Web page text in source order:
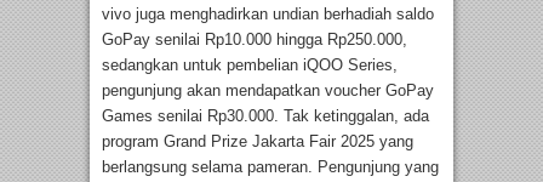
vivo juga menghadirkan undian berhadiah saldo
GoPay senilai Rp10.000 hingga Rp250.000,
sedangkan untuk pembelian iQOO Series,
pengunjung akan mendapatkan voucher GoPay
Games senilai Rp30.000. Tak ketinggalan, ada
program Grand Prize Jakarta Fair 2025 yang
berlangsung selama pameran. Pengunjung yang